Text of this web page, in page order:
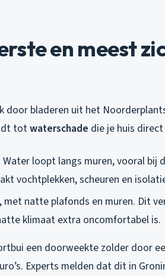
en meest
door bladeren uit het
totwaterschade die je huis
Water loopt langs muren, vooral bij
vochtplekken, scheuren en
met natte plafonds en muren. Dit
klimaat extra oncomfortabel is.
een doorweekte zolder door
Experts melden dat dit in